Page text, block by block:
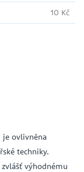
10 Kč
je ovlivněna
techniky.
výhodnému